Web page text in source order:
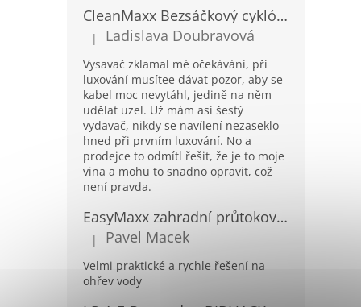
CleanMaxx Bezsáčkový cyklónový podlahový vysavač BCV-19133
Hodnocení produktu je 2 z 5 hvězdiček.
| Ladislava Doubravová
Vysavač zklamal mé očekávání, při
luxování musítee dávat pozor, aby se
kabel moc nevytáhl, jedině na něm
udělat uzel. Už mám asi šestý
vydavač, nikdy se navílení nezaseklo
hned při prvním luxování. No a
prodejce to odmítl řešit, že je to moje
vina a mohu to snadno opravit, což
není pravda.
EasyMaxx zahradní průtokový ohřívač vody 04900
Hodnocení produktu je 5 z 5 hvězdiček.
| Pavel Macek
Velmi praktické a rychle řešení na
ohřev vody